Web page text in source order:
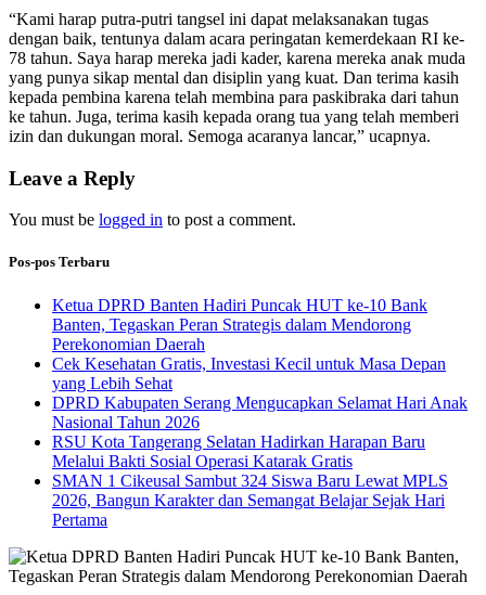
“Kami harap putra-putri tangsel ini dapat melaksanakan tugas
dengan baik, tentunya dalam acara peringatan kemerdekaan RI ke-
78 tahun. Saya harap mereka jadi kader, karena mereka anak muda
yang punya sikap mental dan disiplin yang kuat. Dan terima kasih
kepada pembina karena telah membina para paskibraka dari tahun
ke tahun. Juga, terima kasih kepada orang tua yang telah memberi
izin dan dukungan moral. Semoga acaranya lancar,” ucapnya.
Leave a Reply
You must be logged in to post a comment.
Pos-pos Terbaru
Ketua DPRD Banten Hadiri Puncak HUT ke-10 Bank
Banten, Tegaskan Peran Strategis dalam Mendorong
Perekonomian Daerah
Cek Kesehatan Gratis, Investasi Kecil untuk Masa Depan
yang Lebih Sehat
DPRD Kabupaten Serang Mengucapkan Selamat Hari Anak
Nasional Tahun 2026
RSU Kota Tangerang Selatan Hadirkan Harapan Baru
Melalui Bakti Sosial Operasi Katarak Gratis
SMAN 1 Cikeusal Sambut 324 Siswa Baru Lewat MPLS
2026, Bangun Karakter dan Semangat Belajar Sejak Hari
Pertama